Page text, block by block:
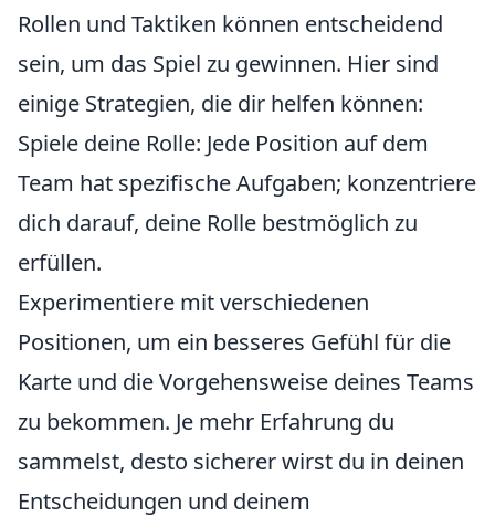
Rollen und Taktiken können entscheidend
sein, um das Spiel zu gewinnen. Hier sind
einige Strategien, die dir helfen können:
Spiele deine Rolle: Jede Position auf dem
Team hat spezifische Aufgaben; konzentriere
dich darauf, deine Rolle bestmöglich zu
erfüllen.
Experimentiere mit verschiedenen
Positionen, um ein besseres Gefühl für die
Karte und die Vorgehensweise deines Teams
zu bekommen. Je mehr Erfahrung du
sammelst, desto sicherer wirst du in deinen
Entscheidungen und deinem